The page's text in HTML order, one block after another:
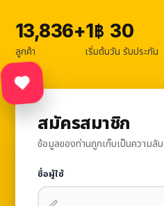
13,836+
ลูกค้า
1฿
เริ่มต้น
30
วัน รับประกัน
สมัครสมาชิก
ข้อมูลของท่านถูกเก็บเป็นความลั
ชื่อผู้ใช้